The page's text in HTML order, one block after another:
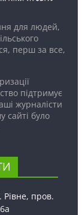
для людей,
перш за все,
підтримує
журналісти
сайті було
Рівне, пров.